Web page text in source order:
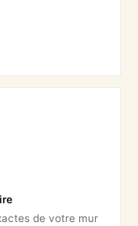
de votre mur